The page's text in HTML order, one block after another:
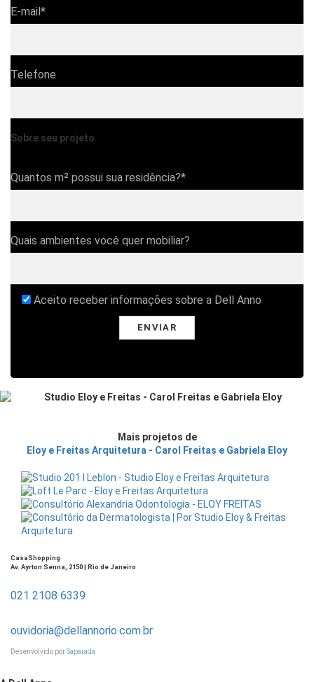
E-mail*
Telefone
Sobre seu projeto
Quantos m² possui sua residência?*
Quais ambientes você quer mobiliar?
Aceito receber informações sobre a Dell Anno
Mais projetos de
Eloy e Freitas Arquitetura - Carol Freitas e Gabriela Eloy
CasaShopping
Av. Ayrton Senna, 2150 | Rio de Janeiro
021 2108 6339
ouvidoria@dellannorio.com.br
Desenvolvido porSaparada